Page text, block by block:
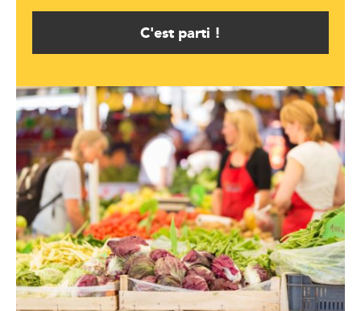
C'est parti !